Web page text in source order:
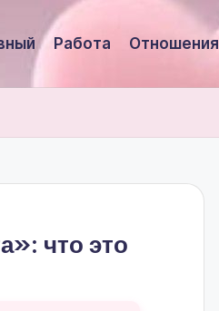
Работа Отношения
что это